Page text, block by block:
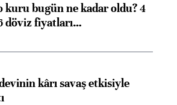
kuru bugün ne kadar oldu? 4
döviz fiyatları…
kârı savaş etkisiyle